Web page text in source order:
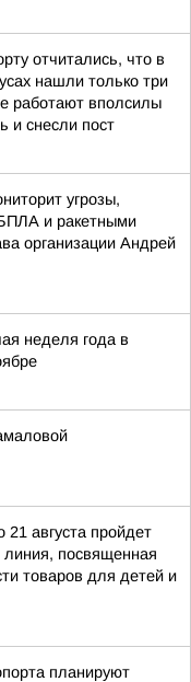
отчитались, что в
нашли только три
работают вполсилы
и снесли пост
угрозы,
и ракетными
организации Андрей
неделя года в
августа пройдет
линия, посвященная
товаров для детей и
планируют